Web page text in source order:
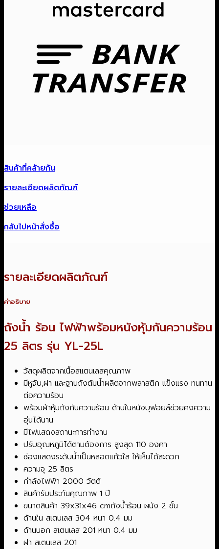
สินค้าที่คล้ายกัน
รายละเอียดผลิตภัณฑ์
ช่วยเหลือ
กลับไปหน้าสั่งซื้อ
รายละเอียดผลิตภัณฑ์
คำอธิบาย
ถังน้ำ ร้อน ไฟฟ้าพร้อมหนังหุ้มกันความร้อน
25 ลิตร รุ่น YL-25L
วัสดุผลิตจากเนื้อสแตนเลสคุณภาพ
มีหูจับ,ฝา และฐานถังต้มน้ำผลิตจากพลาสติก แข็งแรง ทนทาน
ต่อความร้อน
พร้อมผ้าหุ้มถังกันความร้อน ด้านในหนังบุฟอยล์ช่วยคงความ
อุ่นได้นาน
มีไฟแสดงสถานะการทำงาน
ปรับอุณหภูมิได้ตามต้องการ สูงสุด 110 องศา
ช่องแสดงระดับน้ำเป็นหลอดแก้วใส ให้เห็นได้สะดวก
ความจุ 25 ลิตร
กำลังไฟฟ้า 2000 วัตต์
สินค้ารับประกันคุณภาพ 1 ปี
ขนาดสินค้า 39x31x46 cmถังน้ำร้อน ผนัง 2 ชั้น
ด้านใน สเตนเลส 304 หนา 0.4 มม
ด้านนอก สเตนเลส 201 หนา 0.4 มม
ฝา สเตนเลส 201